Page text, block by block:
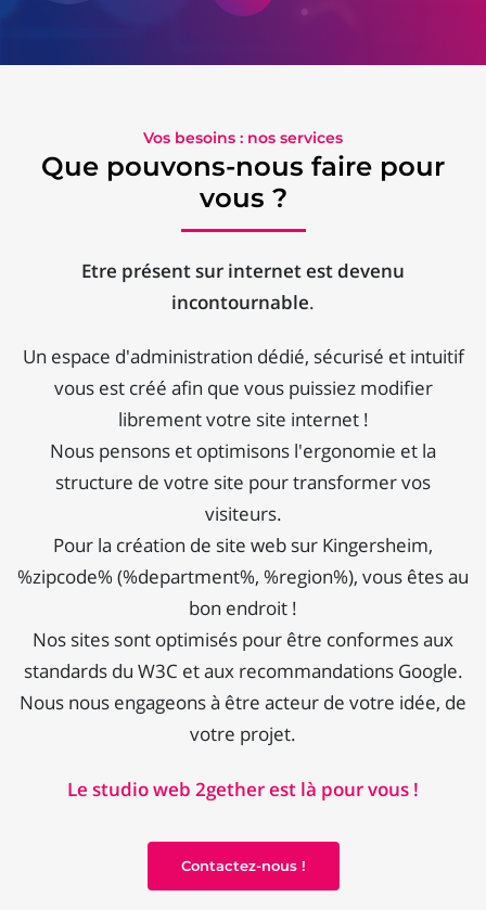
Vos besoins : nos services
Que pouvons-nous faire pour
vous ?
Etre présent sur internet est devenu
incontournable.
Un espace d'administration dédié, sécurisé et intuitif
vous est créé afin que vous puissiez modifier
librement votre site internet !
Nous pensons et optimisons l'ergonomie et la
structure de votre site pour transformer vos
visiteurs.
Pour la création de site web sur Kingersheim,
%zipcode% (%department%, %region%), vous êtes au
bon endroit !
Nos sites sont optimisés pour être conformes aux
standards du W3C et aux recommandations Google.
Nous nous engageons à être acteur de votre idée, de
votre projet.
Le studio web 2gether est là pour vous !
Contactez-nous !